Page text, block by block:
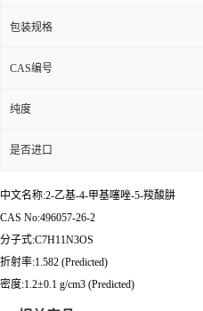
包装规格
CAS编号
纯度
是否进口
中文名称:2-乙基-4-甲基噻唑-5-羧酸肼
CAS No:496057-26-2
分子式:C7H11N3OS
折射率:1.582 (Predicted)
密度:1.2±0.1 g/cm3 (Predicted)